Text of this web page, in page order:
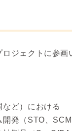
ジェクトに参
など）における
発（STO、SCM